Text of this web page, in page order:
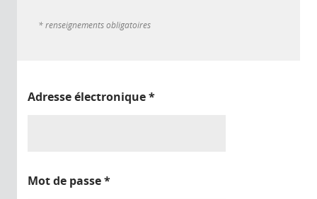
* renseignements obligatoires
Adresse électronique*
Mot de passe*